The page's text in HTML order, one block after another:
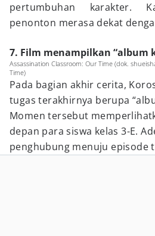
pertumbuhan karakter.
penonton merasa dekat
7. Film menampilkan “album
Assassination Classroom: Our Time (dok.
Time)
Pada bagian akhir cerita,
tugas terakhirnya berupa
Momen tersebut
depan para siswa kelas 3-E.
penghubung menuju episode